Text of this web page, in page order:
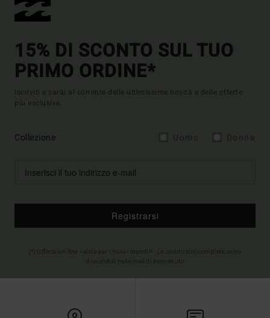
15% DI SCONTO SUL TUO
PRIMO ORDINE*
Iscriviti e sarai al corrente delle ultimissime novità e delle offerte
più esclusive.
Collezione
Registrarsi